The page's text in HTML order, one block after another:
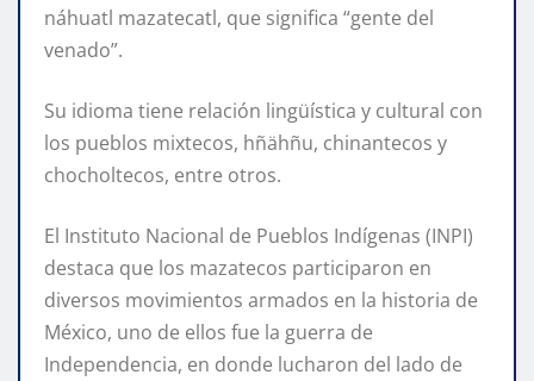
náhuatl mazatecatl, que significa “gente del
venado”.
Su idioma tiene relación lingüística y cultural con
los pueblos mixtecos, hñähñu, chinantecos y
chocholtecos, entre otros.
El Instituto Nacional de Pueblos Indígenas (INPI)
destaca que los mazatecos participaron en
diversos movimientos armados en la historia de
México, uno de ellos fue la guerra de
Independencia, en donde lucharon del lado de